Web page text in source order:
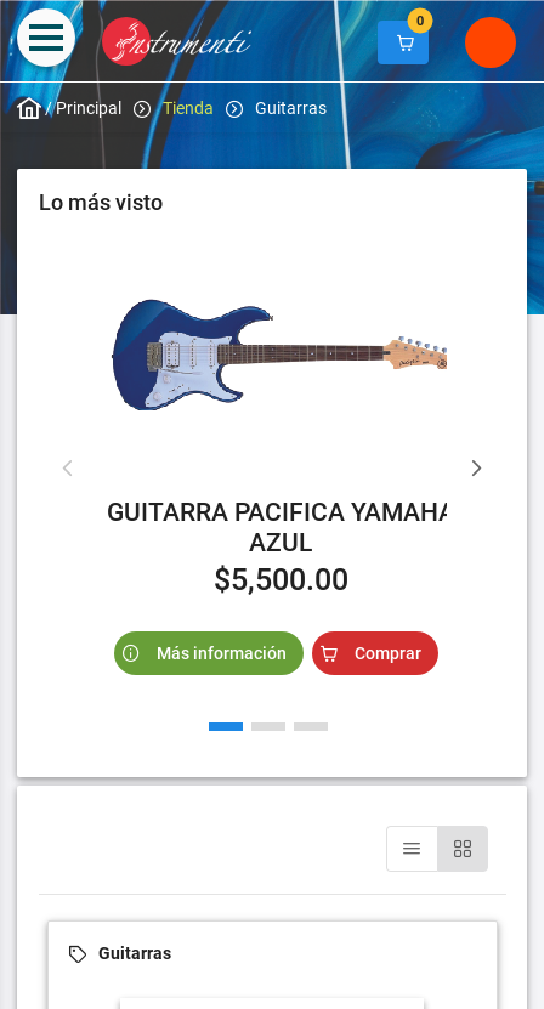
0
/Principal Tienda Guitarras
Lo más visto
GUITARRA PACIFICA YAMAHA
AZUL
$5,500.00
Más información Comprar
Guitarras